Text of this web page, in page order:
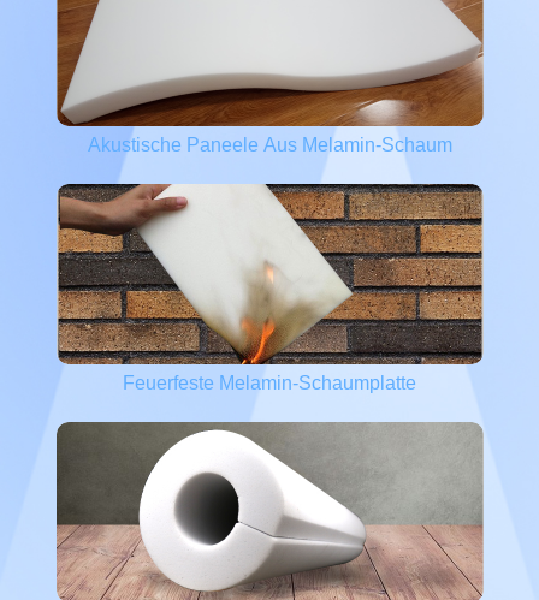
Akustische Paneele Aus Melamin-Schaum
Feuerfeste Melamin-Schaumplatte